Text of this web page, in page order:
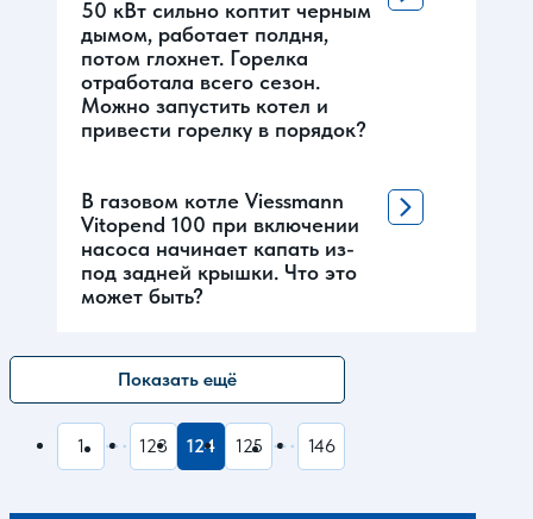
50 кВт сильно коптит черным
дымом, работает полдня,
потом глохнет. Горелка
отработала всего сезон.
Можно запустить котел и
привести горелку в порядок?
В газовом котле Viessmann
Vitopend 100 при включении
насоса начинает капать из-
под задней крышки. Что это
может быть?
Показать ещё
1 123 124 125 146